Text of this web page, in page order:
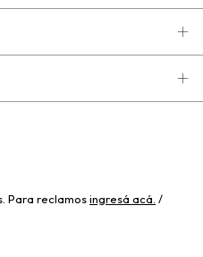
Para reclamosingresá acá. /